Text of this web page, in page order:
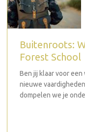
Buitenroots:
Forest School
Ben jij klaar voor
nieuwe
dompelen we je